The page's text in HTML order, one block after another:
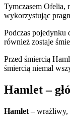
Tymczasem Ofelia,
wykorzystując
Podczas pojedynku
również zostaje
Przed śmiercią
śmiercią niemal
Hamlet –
Hamlet – wrażliwy,